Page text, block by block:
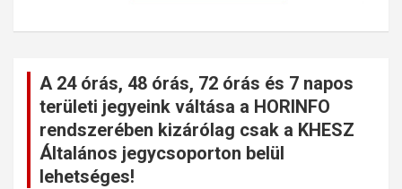
A 24 órás, 48 órás, 72 órás és 7 napos
területi jegyeink váltása a HORINFO
rendszerében kizárólag csak a KHESZ
Általános jegycsoporton belül
lehetséges!